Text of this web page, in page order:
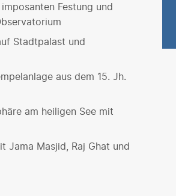
Festung und
Stadtpalast und
aus dem 15. Jh.
am heiligen See mit
Jama Masjid, Raj Ghat und